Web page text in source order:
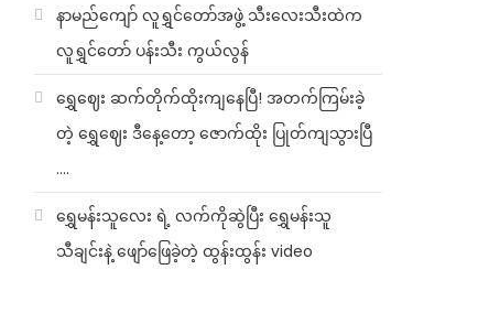
နာမည်ကျော် လူရွှင်တော်အဖွဲ့ သီးလေးသီးထဲက
လူရွှင်တော် ပန်းသီး ကွယ်လွန်
ရွှေဈေး ဆက်တိုက်ထိုးကျနေပြီ! အတက်ကြမ်းခဲ့
တဲ့ ရွှေဈေး ဒီနေ့တော့ ဇောက်ထိုး ပြုတ်ကျသွားပြီ
….
ရွှေမန်းသူလေး ရဲ့ လက်ကိုဆွဲပြီး ရွှေမန်းသူ
သီချင်းနဲ့ ဖျော်ဖြေခဲ့တဲ့ ထွန်းထွန်း video